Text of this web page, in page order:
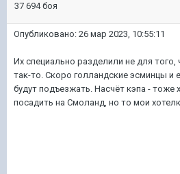
37 694 боя
Опубликовано: 26 мар 2023, 10:55:11
Их специально разделили не для
так-то. Скоро голландские эсминцы и
будут подъезжать. Насчёт кэпа - тоже
посадить на Смоланд, но то мои